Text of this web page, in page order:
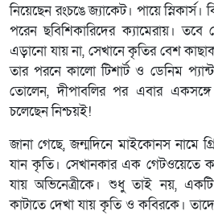
নিয়েছেন রংচঙে জ্যাকেট। পায়ে স্নিকার্স।
পরেন ছবিশিকারিদের ক্যামেরায়।
এড়ানো যায় না, সেখানে কৃতির বেশ
তার পরনে কালো টিশার্ট ও ডেনিম
তোলেন, দীপাবলির পর এবার একসঙ্গে
চলেছেন নিশ্চয়ই!
জানা গেছে, জন্মদিনে মাইকোনস নামে
যান কৃতি। সেখানকার এক গেটওয়েতে
যায় অভিনেত্রীকে। শুধু তাই নয়, একটি
কাটাতে দেখা যায় কৃতি ও কবিরকে।